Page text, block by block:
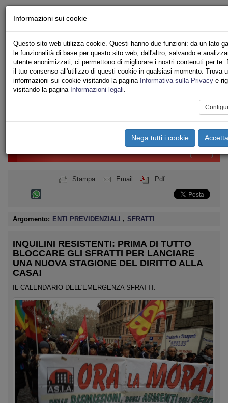
Iscriviti
Ricerca
Area Stampa
Privacy
ASSOCIAZIONI INQUILINI E ABITANTI
Toggle
Stampa Email Pdf
Argomento: ENTI PREVIDENZIALI , SFRATTI
INQUILINI RESISTENTI: PRIMA DI TUTTO
BLOCCARE GLI SFRATTI PER LANCIARE
UNA NUOVA STAGIONE DEL DIRITTO ALLA
CASA!
IL CALENDARIO DELL'EMERGENZA SFRATTI.
Informazioni sui cookie
Questo sito web utilizza cookie. Questi hanno due funzioni: da un lato
le funzionalità di base per questo sito web, dall'altro, salvando e
utente anonimizzati, ci permettono di migliorare i nostri contenuti per te.
il tuo consenso all'utilizzo di questi cookie in qualsiasi momento. Trova
informazioni sui cookie visitando la pagina Informativa sulla Privacy e
visitando la pagina Informazioni legali.
Nega tutti i cookie